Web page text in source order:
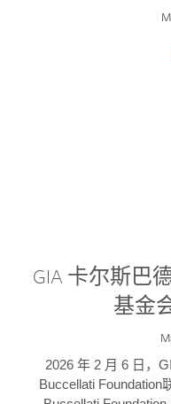
GIA 卡尔斯巴
基金
2026 年 2 月 6 日，
Buccellati Foundation